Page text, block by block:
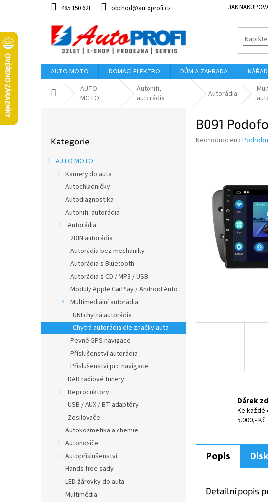
na
485 150 621 obchod@autoprofi.cz JAK
AUTO MOTO DOMÁCÍ ELEKTRO DŮM A ZAHRADA
Domů AUTO
MOTO
Autohifi,
autorádia
Autorádia
kategorie
Kategorie
AUTO MOTO
Kamery do auta
Autochladničky
Autodiagnostika
Autohifi, autorádia
Autorádia
2DIN autorádia
Autorádia bez mechaniky
Autorádia s Bluetooth
Autorádia s CD / MP3 / USB
Moduly Apple CarPlay / Android Auto
Multimediální autorádia
UNI chytrá autorádia
Chytrá autorádia dle značky auta
Pevné GPS navigace
Příslušenství autorádia
Příslušenství pro navigace
DAB radiové tunery
Reproduktory
USB / AUX / BT adaptéry
Zesilovače
Autokosmetika a chemie
Autonosiče
Autopříslušenství
Hands free sady
LED žárovky do auta
Multimédia
B091
Průměrné
hvězdiček.
Neohodnoceno
Dárek
Ke každé
5.000,- Kč
Popis
Detailní popis